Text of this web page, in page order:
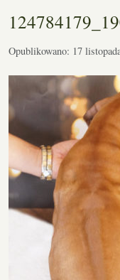
Opublikowano: 17